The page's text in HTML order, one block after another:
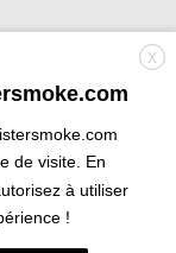
03 20 90 56 55 du
Visa
Visa
Electron
X
de visite. En
à utiliser
!